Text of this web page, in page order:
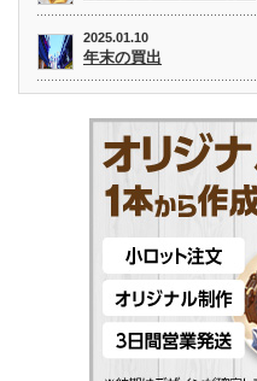
2025.01.10
年末の買出